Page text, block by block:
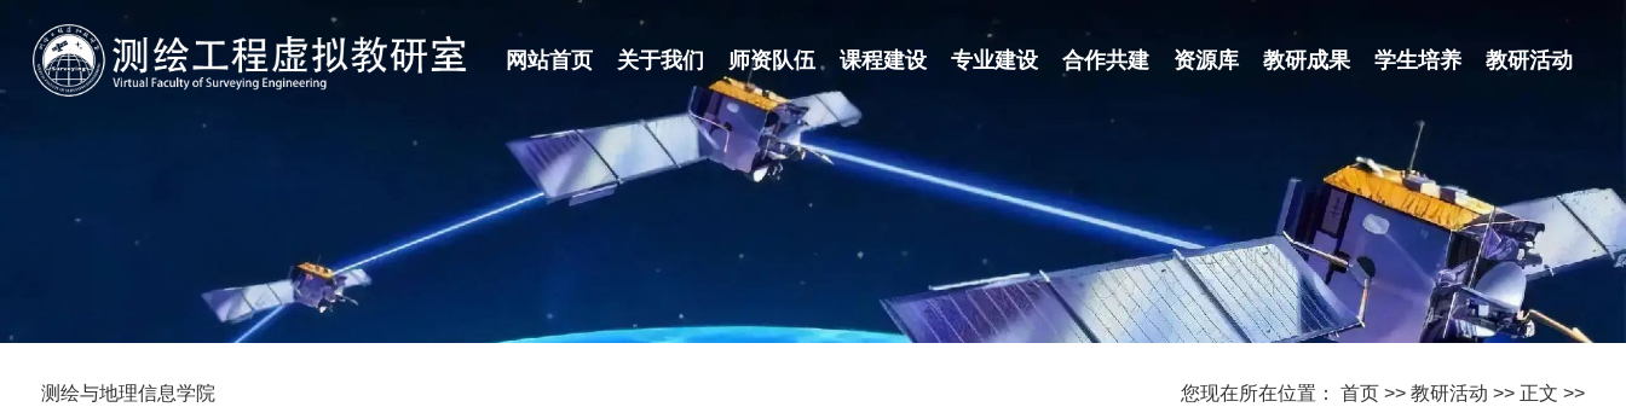
网站首页 关于我们
教研室介绍
建设目标
师资队伍
教学团队
课程建设
教材建设
专业建设 合作共建 资源库 教研成果
教改论文
学生培养
大学生技能竞赛
创新创业训练计划
教研活动
您现在所在位置：首页 >>教研活动 >> 正文 >>
测绘与地理信息学院